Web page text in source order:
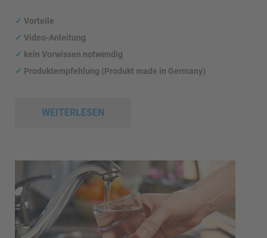
✓ Vorteile
✓ Video-Anleitung
✓ kein Vorwissen notwendig
✓ Produktempfehlung (Produkt made in Germany)
WEITERLESEN